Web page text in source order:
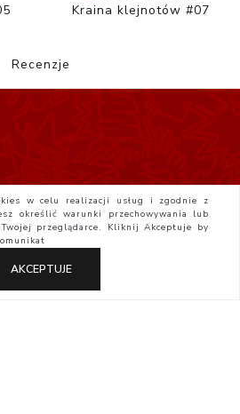
Kraina klejnotów #07
Recenzje
w celu realizacji usług i zgodnie z
określić warunki przechowywania lub
przeglądarce. KliknijAkceptuje by
AKCEPTUJE